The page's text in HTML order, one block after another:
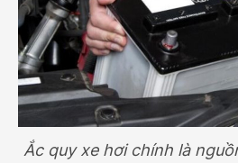
Ắc quy xe hơi chính là